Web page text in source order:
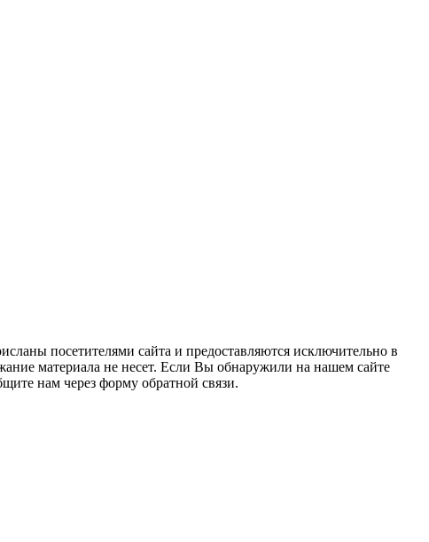
посетителями сайта и предоставляются исключительно в
материала не несет. Если Вы обнаружили на нашем сайте
нам через форму обратной связи.